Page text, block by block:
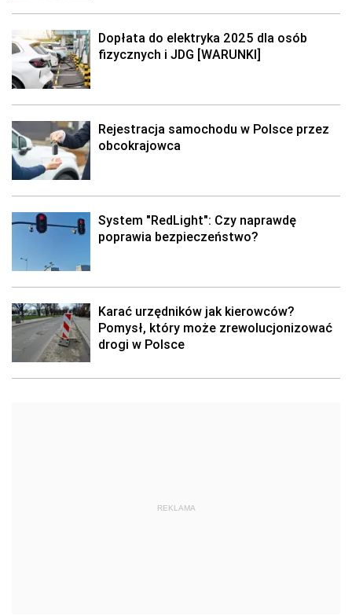
Dopłata do elektryka 2025 dla osób
fizycznych i JDG [WARUNKI]
Rejestracja samochodu w Polsce przez
obcokrajowca
System "RedLight": Czy naprawdę
poprawia bezpieczeństwo?
Karać urzędników jak kierowców?
Pomysł, który może zrewolucjonizować
drogi w Polsce
REKLAMA